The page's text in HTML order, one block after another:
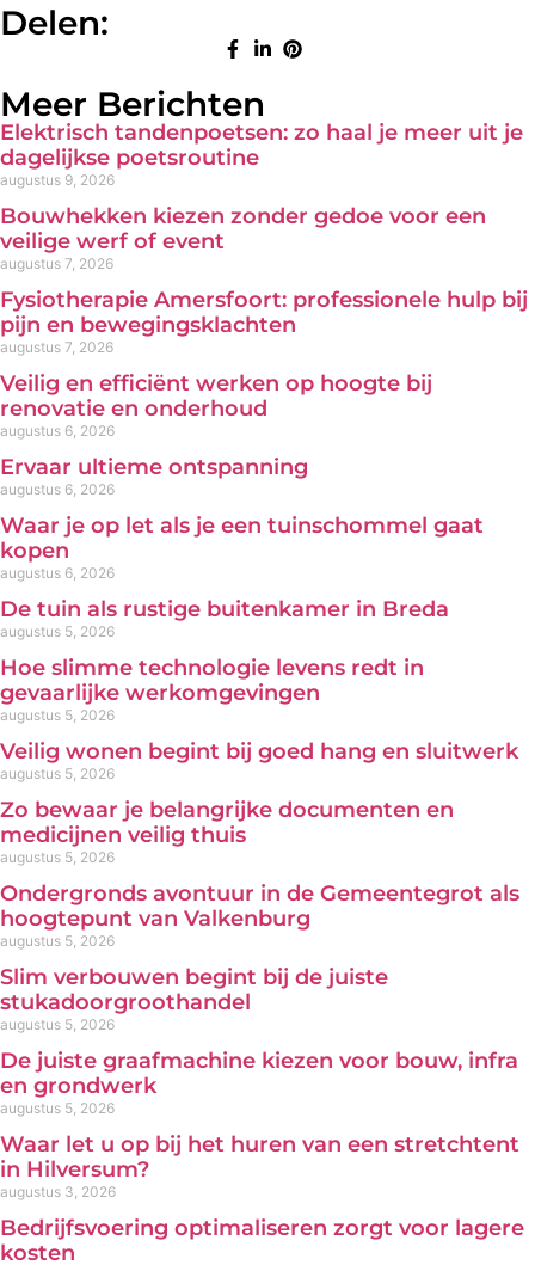
Delen:
Meer Berichten
Elektrisch tandenpoetsen: zo haal je meer uit je
dagelijkse poetsroutine
augustus 9, 2026
Bouwhekken kiezen zonder gedoe voor een
veilige werf of event
augustus 7, 2026
Fysiotherapie Amersfoort: professionele hulp bij
pijn en bewegingsklachten
augustus 7, 2026
Veilig en efficiënt werken op hoogte bij
renovatie en onderhoud
augustus 6, 2026
Ervaar ultieme ontspanning
augustus 6, 2026
Waar je op let als je een tuinschommel gaat
kopen
augustus 6, 2026
De tuin als rustige buitenkamer in Breda
augustus 5, 2026
Hoe slimme technologie levens redt in
gevaarlijke werkomgevingen
augustus 5, 2026
Veilig wonen begint bij goed hang en sluitwerk
augustus 5, 2026
Zo bewaar je belangrijke documenten en
medicijnen veilig thuis
augustus 5, 2026
Ondergronds avontuur in de Gemeentegrot als
hoogtepunt van Valkenburg
augustus 5, 2026
Slim verbouwen begint bij de juiste
stukadoorgroothandel
augustus 5, 2026
De juiste graafmachine kiezen voor bouw, infra
en grondwerk
augustus 5, 2026
Waar let u op bij het huren van een stretchtent
in Hilversum?
augustus 3, 2026
Bedrijfsvoering optimaliseren zorgt voor lagere
kosten